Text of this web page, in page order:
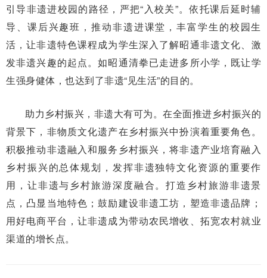
引导非遗进校园的路径，严把“入校关”。依托课后延时辅
导、课后兴趣班，推动非遗进课堂，丰富学生的校园生
活，让非遗特色课程成为学生深入了解昭通非遗文化、激
发非遗兴趣的起点。如昭通清拳已走进多所小学，既让学
生强身健体，也达到了非遗“见生活”的目的。
助力乡村振兴，非遗大有可为。在全面推进乡村振兴的
背景下，非物质文化遗产在乡村振兴中扮演着重要角色。
积极推动非遗融入和服务乡村振兴，将非遗产业培育融入
乡村振兴的总体规划，发挥非遗独特文化资源的重要作
用，让非遗与乡村旅游深度融合。打造乡村旅游非遗景
点，凸显当地特色；鼓励建设非遗工坊，塑造非遗品牌；
用好电商平台，让非遗成为带动农民增收、拓宽农村就业
渠道的增长点。